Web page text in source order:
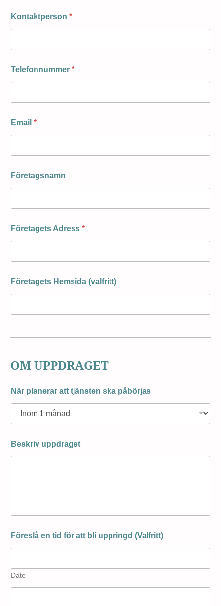
Kontaktperson *
Telefonnummer *
Email *
Företagsnamn
Företagets Adress *
Företagets Hemsida (valfritt)
OM UPPDRAGET
När planerar att tjänsten ska påbörjas
Beskriv uppdraget
Föreslå en tid för att bli uppringd (Valfritt)
Date